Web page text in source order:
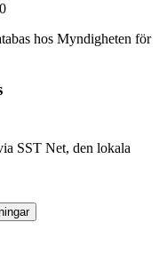
hos Myndigheten för
SST Net, den lokala